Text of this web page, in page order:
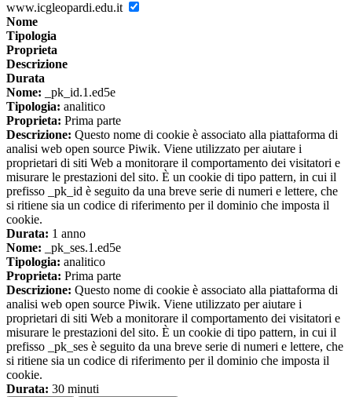
www.icgleopardi.edu.it
Nome
Tipologia
Proprieta
Descrizione
Durata
Nome: _pk_id.1.ed5e
Tipologia: analitico
Proprieta: Prima parte
Descrizione: Questo nome di cookie è associato alla piattaforma di
analisi web open source Piwik. Viene utilizzato per aiutare i
proprietari di siti Web a monitorare il comportamento dei visitatori e
misurare le prestazioni del sito. È un cookie di tipo pattern, in cui il
prefisso _pk_id è seguito da una breve serie di numeri e lettere, che
si ritiene sia un codice di riferimento per il dominio che imposta il
cookie.
Durata: 1 anno
Nome: _pk_ses.1.ed5e
Tipologia: analitico
Proprieta: Prima parte
Descrizione: Questo nome di cookie è associato alla piattaforma di
analisi web open source Piwik. Viene utilizzato per aiutare i
proprietari di siti Web a monitorare il comportamento dei visitatori e
misurare le prestazioni del sito. È un cookie di tipo pattern, in cui il
prefisso _pk_ses è seguito da una breve serie di numeri e lettere, che
si ritiene sia un codice di riferimento per il dominio che imposta il
cookie.
Durata: 30 minuti